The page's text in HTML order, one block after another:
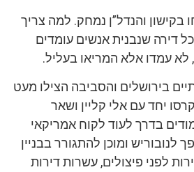
בקישון והנדל”ן נמחק. למה צריך
דירה שנבנית אנשים עומדים
לא עמדו אלא המריאו בעליל.
בירושלים והסביבה הצילו מעט
יחד עם אלי קליין ושאר
בדרך לעוד לקוח אמריקאי
לנובוריש ומוכן להתגורר בבניין
ויוקרתי עם 30 דירות לפני פיצולים, עשרות דירות